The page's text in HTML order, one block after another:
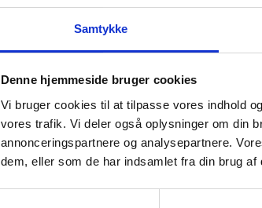
Samtykke
Denne hjemmeside bruger cookies
Vi bruger cookies til at tilpasse vores indhold
vores trafik. Vi deler også oplysninger om din
annonceringspartnere og analysepartnere.
dem, eller som de har indsamlet fra din brug af